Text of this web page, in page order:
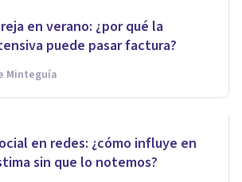
en verano: ¿por qué la
puede pasar factura?
Minteguía
en redes: ¿cómo influye en
sin que lo notemos?